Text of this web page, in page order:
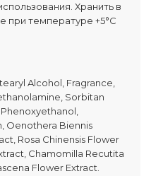
Хранить в
при температуре +5°C
Alcohol, Fragrance,
Sorbitan
Oenothera Biennis
Rosa Chinensis Flower
Chamomilla Recutita
Flower Extract.